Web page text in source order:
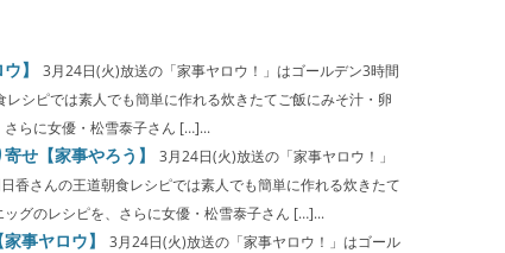
】
3月24日(火)放送の「家事ヤロウ！」はゴールデン3時間
シピでは素人でも簡単に作れる炊きたてご飯にみそ汁・卵
らに女優・松雪泰子さん […]...
せ【家事やろう】
3月24日(火)放送の「家事ヤロウ！」
香さんの王道朝食レシピでは素人でも簡単に作れる炊きたて
グのレシピを、さらに女優・松雪泰子さん […]...
事ヤロウ】
3月24日(火)放送の「家事ヤロウ！」はゴール